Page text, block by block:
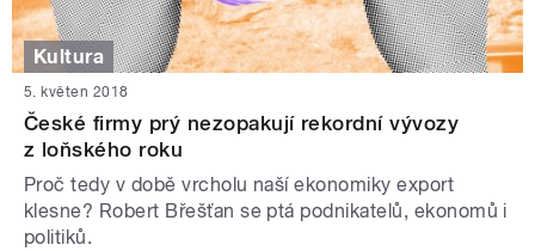
Kultura
5. květen 2018
České firmy prý nezopakují rekordní vývozy
z loňského roku
Proč tedy v době vrcholu naší ekonomiky export
klesne? Robert Břešťan se ptá podnikatelů, ekonomů i
politiků.